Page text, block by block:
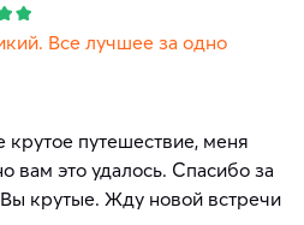
Все лучшее за одно
крутое путешествие, меня
вам это удалось. Спасибо за
крутые. Жду новой встречи